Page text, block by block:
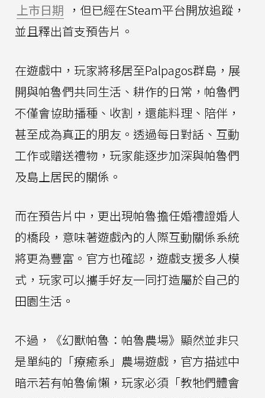
上市日期 ，但已經在Steam平台開放追蹤，
並且釋出首支預告片。
在遊戲中，玩家將移居至Palpagos群島，展
開與帕魯們共同生活、耕作的日常，帕魯們
不僅會協助播種、收割，還能料理、陪伴，
甚至成為真正的朋友。透過每日對話、互動
工作或贈送禮物，玩家能逐步加深與帕魯們
及島上居民的關係。
而在預告片中，更出現帕魯擔任婚禮證婚人
的橋段，意味著遊戲內的人際互動關係系統
將更為豐富。官方也確認，遊戲支援多人模
式，玩家可以攜手好友一同打造屬於自己的
田園生活。
不過，《幻獸帕魯：帕魯農場》顯然並非只
是單純的「療癒系」農場遊戲，官方描述中
暗示若有帕魯偷懶，玩家必須「教牠們體會